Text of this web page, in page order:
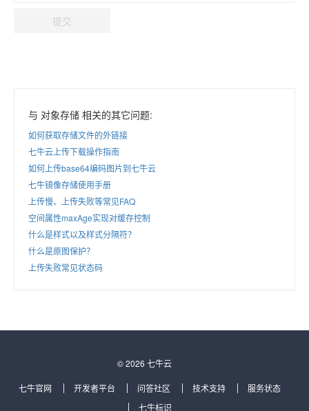
提交
与 对象存储 相关的其它问题:
如何获取存储文件的外链接
七牛云上传下载操作指南
如何上传base64编码图片到七牛云
七牛镜像存储使用手册
上传慢、上传失败等常见FAQ
空间属性maxAge实现对缓存控制
什么是样式以及样式分隔符？
什么是原图保护？
上传失败常见状态码
© 2026 七牛云
七牛官网 开发者平台 问答社区 技术支持
服务状态
七牛标识